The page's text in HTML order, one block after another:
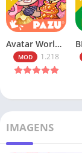
Avatar World v1.218 Tudo Desbloqueado 2026
MOD 1.218
IMAGENS